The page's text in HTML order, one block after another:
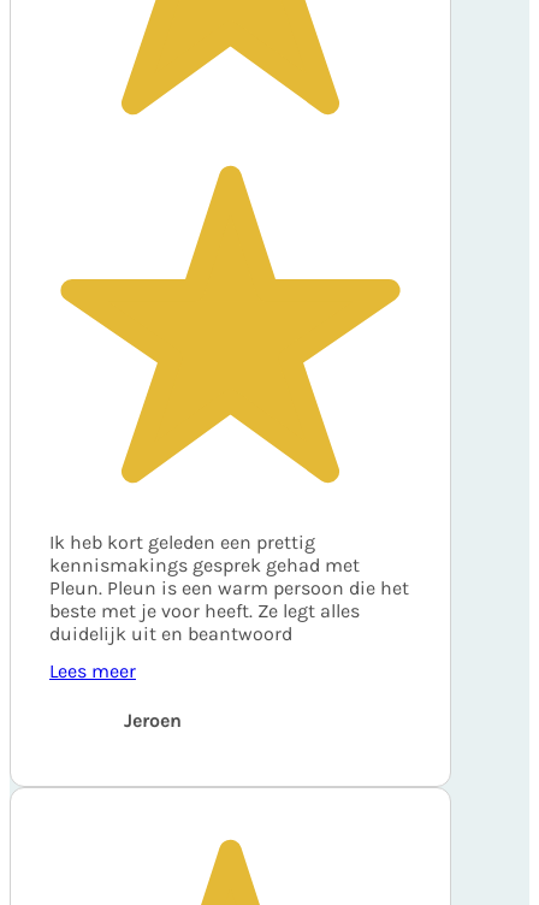
Ik heb kort geleden een prettig
kennismakings gesprek gehad met
Pleun. Pleun is een warm persoon die het
beste met je voor heeft. Ze legt alles
duidelijk uit en beantwoord
Lees meer
Jeroen